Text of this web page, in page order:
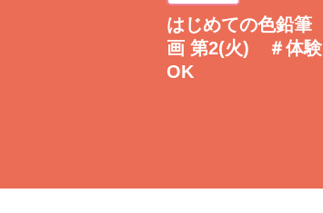
はじめての色鉛筆
画 第2(火) ＃体験
OK